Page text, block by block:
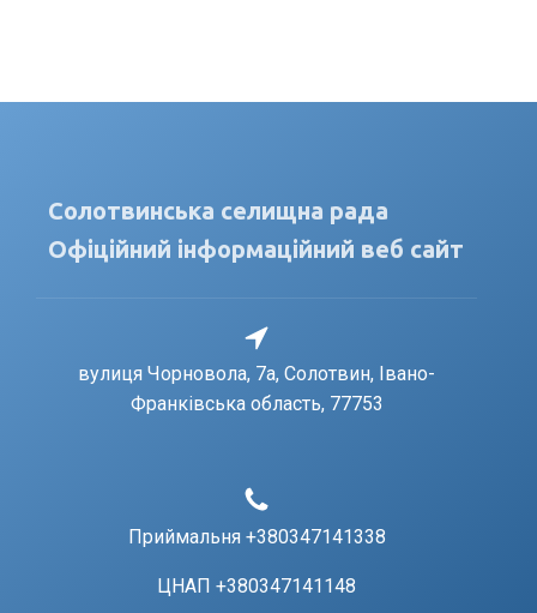
Солотвинська селищна рада
Офіційний інформаційний веб сайт
вулиця Чорновола, 7a, Солотвин, Івано-
Франківська область, 77753
Приймальня +380347141338
ЦНАП +380347141148